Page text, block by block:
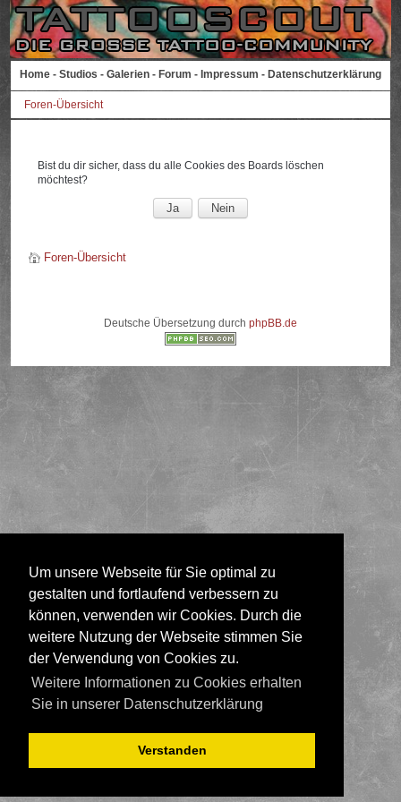
Um unsere Webseite für Sie optimal zu
gestalten und fortlaufend verbessern zu
können, verwenden wir Cookies. Durch die
weitere Nutzung der Webseite stimmen Sie
der Verwendung von Cookies zu.
Weitere Informationen zu Cookies erhalten
Sie in unserer Datenschutzerklärung
Verstanden
Home - Studios - Galerien - Forum - Impressum - Datenschutzerklärung
Foren-Übersicht
Bist du dir sicher, dass du alle Cookies des Boards löschen
möchtest?
Foren-Übersicht
Deutsche Übersetzung durch phpBB.de